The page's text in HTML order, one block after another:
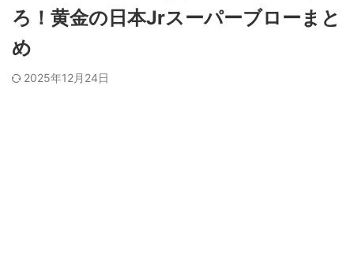
ろ！黄金の日本Jrスーパーブローまと
め
2025年12月24日